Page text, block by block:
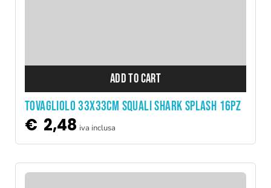
ADD TO CART
TOVAGLIOLO 33X33CM SQUALI SHARK SPLASH 16PZ
€ 2,48 iva inclusa